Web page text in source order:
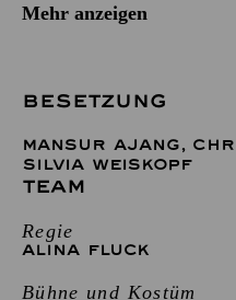
Mehr anzeigen
BESETZUNG
MANSUR AJANG,
SILVIA WEISKOPF
TEAM
Regie
ALINA FLUCK
Bühne und Kostüm